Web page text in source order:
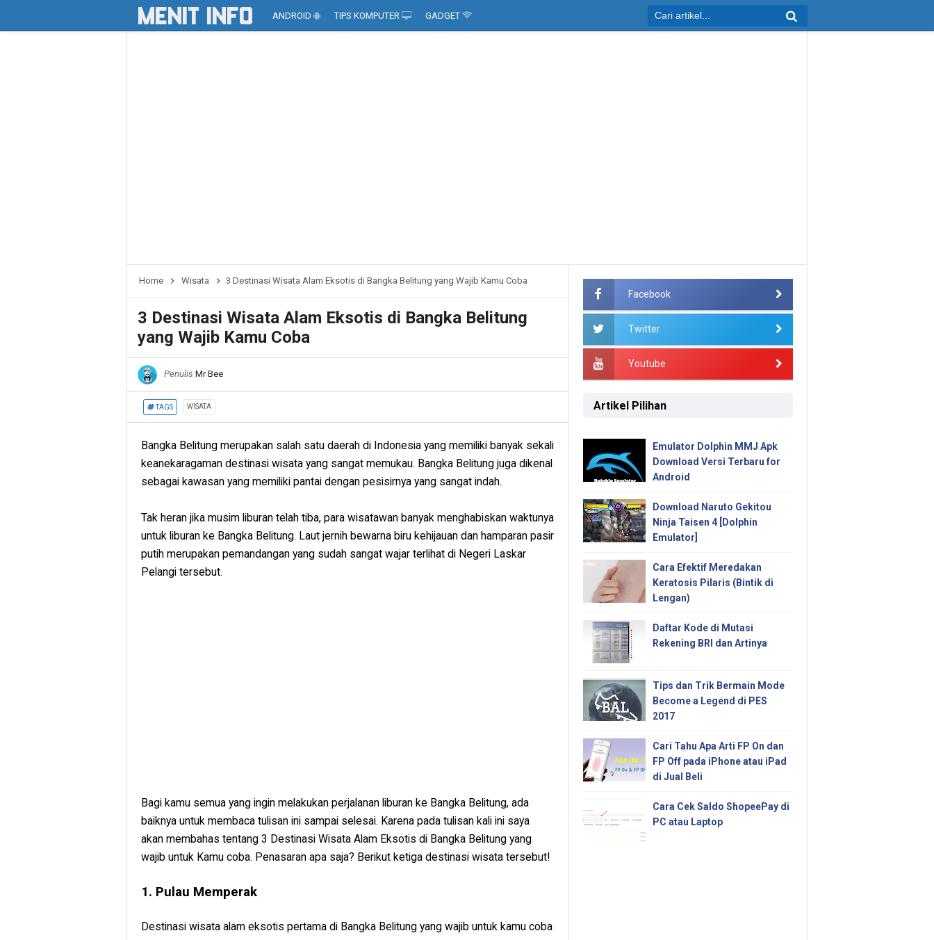
ANDROID TIPS KOMPUTER GADGET
Home Wisata 3 Destinasi Wisata Alam Eksotis di Bangka Belitung yang Wajib Kamu Coba
3 Destinasi Wisata Alam Eksotis di Bangka Belitung
yang Wajib Kamu Coba
Penulis Mr Bee
TAGS WISATA
Bangka Belitung merupakan salah satu daerah di Indonesia yang memiliki banyak sekali
keanekaragaman destinasi wisata yang sangat memukau. Bangka Belitung juga dikenal
sebagai kawasan yang memiliki pantai dengan pesisirnya yang sangat indah.
Tak heran jika musim liburan telah tiba, para wisatawan banyak menghabiskan waktunya
untuk liburan ke Bangka Belitung. Laut jernih bewarna biru kehijauan dan hamparan pasir
putih merupakan pemandangan yang sudah sangat wajar terlihat di Negeri Laskar
Pelangi tersebut.
Bagi kamu semua yang ingin melakukan perjalanan liburan ke Bangka Belitung, ada
baiknya untuk membaca tulisan ini sampai selesai. Karena pada tulisan kali ini saya
akan membahas tentang 3 Destinasi Wisata Alam Eksotis di Bangka Belitung yang
wajib untuk Kamu coba. Penasaran apa saja? Berikut ketiga destinasi wisata tersebut!
1. Pulau Memperak
Destinasi wisata alam eksotis pertama di Bangka Belitung yang wajib untuk kamu coba
Facebook
Twitter
Youtube
Artikel Pilihan
Emulator Dolphin MMJ Apk
Download Versi Terbaru for
Android
Download Naruto Gekitou
Ninja Taisen 4 [Dolphin
Emulator]
Cara Efektif Meredakan
Keratosis Pilaris (Bintik di
Lengan)
Daftar Kode di Mutasi
Rekening BRI dan Artinya
Tips dan Trik Bermain Mode
Become a Legend di PES
2017
Cari Tahu Apa Arti FP On dan
FP Off pada iPhone atau iPad
di Jual Beli
Cara Cek Saldo ShopeePay di
PC atau Laptop